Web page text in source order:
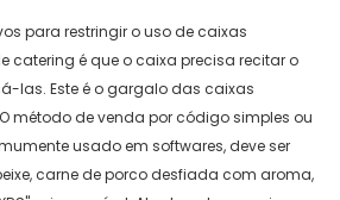
para restringir o uso de caixas
catering é que o caixa precisa recitar o
las. Este é o gargalo das caixas
método de venda por código simples ou
usado em softwares, deve ser
carne de porco desfiada com aroma,